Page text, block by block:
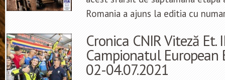
Romania a ajuns la editia cu
Cronica CNIR Viteză Et.
Campionatul European
02-04.07.2021